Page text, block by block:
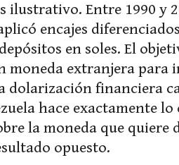
ilustrativo. Entre 1990 y
encajes
en soles. El
moneda extranjera para
dolarización financiera
hace exactamente
la moneda que quiere
opuesto.